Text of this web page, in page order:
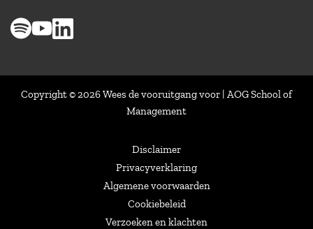
Copyright © 2026 Wees de vooruitgang voor | AOG School of
Management
Disclaimer
Privacyverklaring
Algemene voorwaarden
Cookiebeleid
Verzoeken en klachten